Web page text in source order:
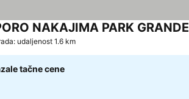
NAKAJIMA PARK GRANDE
udaljenost 1.6 km
tačne cene